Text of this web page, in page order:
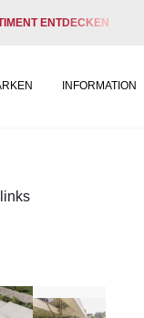
ENTDECKEN
INFORMATION